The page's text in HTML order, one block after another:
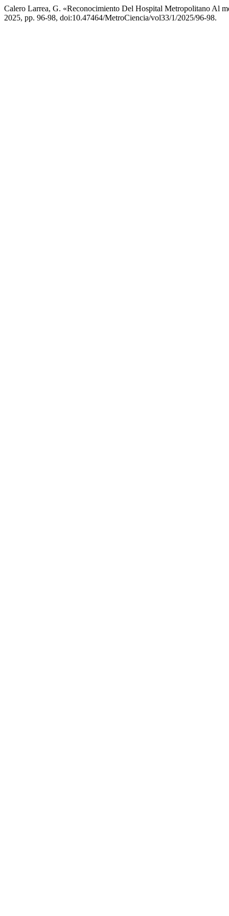
Calero Larrea, G. «Reconocimiento Del Hospital Metropolitano Al
2025, pp. 96-98, doi:10.47464/MetroCiencia/vol33/1/2025/96-98.